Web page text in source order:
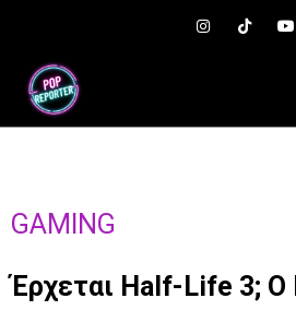
GAMING
Έρχεται Half-Life 3; Ο